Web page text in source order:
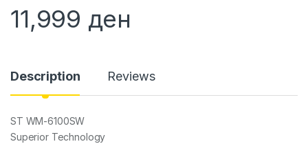
11,999 ден
Description Reviews
ST WM-6100SW
Superior Technology